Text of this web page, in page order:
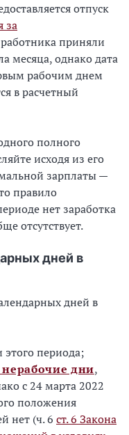
отпуск
за
приняли
месяца, однако дата
рабочим днем
в расчетный
полного
исходя из его
зарплаты —
правило
нет заработка
отсутствует.
дней в
дней в
этого периода;
дни,
с 24 марта 2022
положения
нет (ч. 6 ст. 6 Закона